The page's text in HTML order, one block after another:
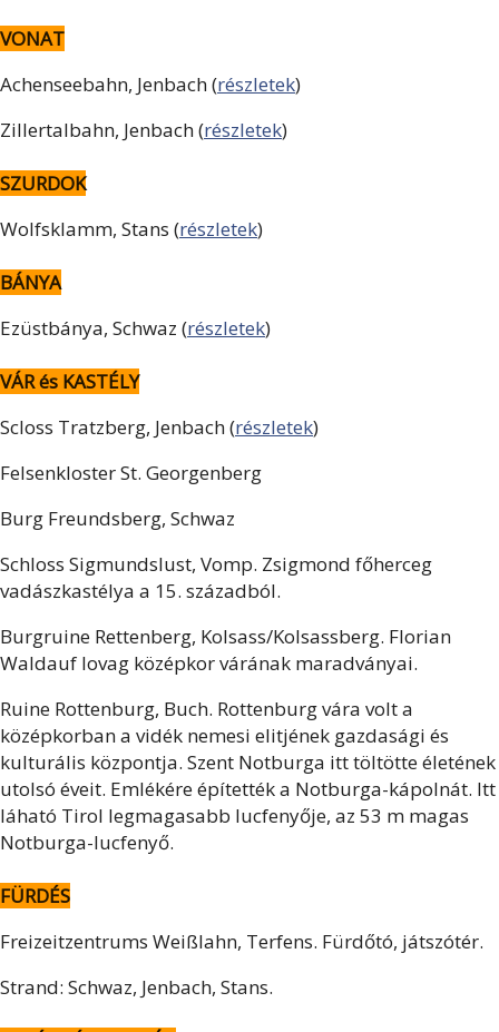
VONAT
Achenseebahn, Jenbach (részletek)
Zillertalbahn, Jenbach (részletek)
SZURDOK
Wolfsklamm, Stans (részletek)
BÁNYA
Ezüstbánya, Schwaz (részletek)
VÁR és KASTÉLY
Scloss Tratzberg, Jenbach (részletek)
Felsenkloster St. Georgenberg
Burg Freundsberg, Schwaz
Schloss Sigmundslust, Vomp. Zsigmond főherceg
vadászkastélya a 15. századból.
Burgruine Rettenberg, Kolsass/Kolsassberg. Florian
Waldauf lovag középkor várának maradványai.
Ruine Rottenburg, Buch. Rottenburg vára volt a
középkorban a vidék nemesi elitjének gazdasági és
kulturális központja. Szent Notburga itt töltötte életének
utolsó éveit. Emlékére építették a Notburga-kápolnát. Itt
láható Tirol legmagasabb lucfenyője, az 53 m magas
Notburga-lucfenyő.
FÜRDÉS
Freizeitzentrums Weißlahn, Terfens. Fürdőtó, játszótér.
Strand: Schwaz, Jenbach, Stans.